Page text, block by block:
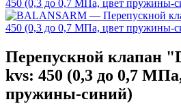
Перепускной клапан
kvs: 450 (0,3 до 0,7
пружины-синий)